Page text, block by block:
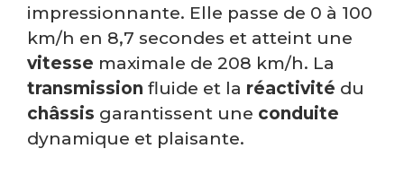
impressionnante. Elle passe de 0 à 100
km/h en 8,7 secondes et atteint une
vitesse maximale de 208 km/h. La
transmission fluide et la réactivité du
châssis garantissent une conduite
dynamique et plaisante.